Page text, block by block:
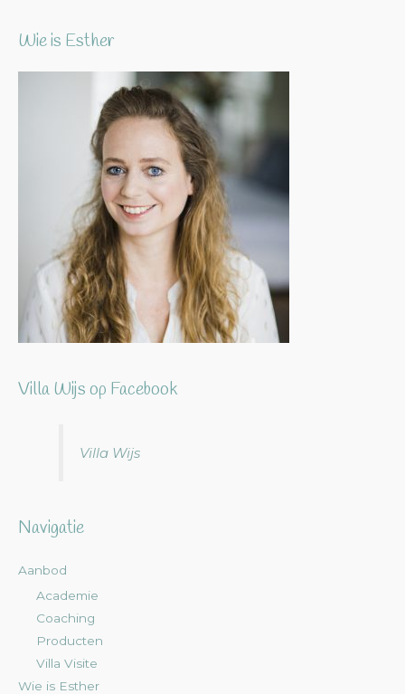
Wie is Esther
Villa Wijs op Facebook
Villa Wijs
Navigatie
Aanbod
Academie
Coaching
Producten
Villa Visite
Wie is Esther